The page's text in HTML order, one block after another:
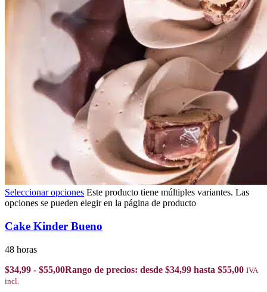
Seleccionar opciones Este producto tiene múltiples variantes. Las
opciones se pueden elegir en la página de producto
Cake Kinder Bueno
48 horas
$34,99 - $55,00Rango de precios: desde $34,99 hasta $55,00 IVA
incl.